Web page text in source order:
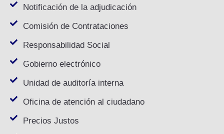
Notificación de la adjudicación
Comisión de Contrataciones
Responsabilidad Social
Gobierno electrónico
Unidad de auditoría interna
Oficina de atención al ciudadano
Precios Justos